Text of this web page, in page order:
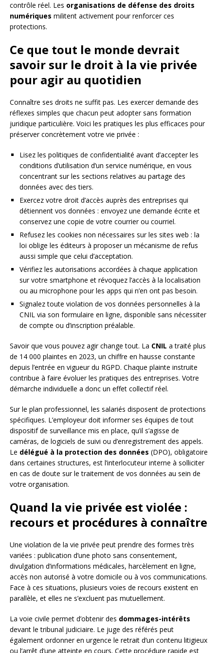
contrôle réel. Les organisations de défense des droits
numériques militent activement pour renforcer ces
protections.
Ce que tout le monde devrait
savoir sur le droit à la vie privée
pour agir au quotidien
Connaître ses droits ne suffit pas. Les exercer demande des
réflexes simples que chacun peut adopter sans formation
juridique particulière. Voici les pratiques les plus efficaces pour
préserver concrètement votre vie privée :
Lisez les politiques de confidentialité avant d’accepter les
conditions d’utilisation d’un service numérique, en vous
concentrant sur les sections relatives au partage des
données avec des tiers.
Exercez votre droit d’accès auprès des entreprises qui
détiennent vos données : envoyez une demande écrite et
conservez une copie de votre courrier ou courriel.
Refusez les cookies non nécessaires sur les sites web : la
loi oblige les éditeurs à proposer un mécanisme de refus
aussi simple que celui d’acceptation.
Vérifiez les autorisations accordées à chaque application
sur votre smartphone et révoquez l’accès à la localisation
ou au microphone pour les apps qui n’en ont pas besoin.
Signalez toute violation de vos données personnelles à la
CNIL via son formulaire en ligne, disponible sans nécessiter
de compte ou d’inscription préalable.
Savoir que vous pouvez agir change tout. La CNIL a traité plus
de 14 000 plaintes en 2023, un chiffre en hausse constante
depuis l’entrée en vigueur du RGPD. Chaque plainte instruite
contribue à faire évoluer les pratiques des entreprises. Votre
démarche individuelle a donc un effet collectif réel.
Sur le plan professionnel, les salariés disposent de protections
spécifiques. L’employeur doit informer ses équipes de tout
dispositif de surveillance mis en place, qu’il s’agisse de
caméras, de logiciels de suivi ou d’enregistrement des appels.
Le délégué à la protection des données (DPO), obligatoire
dans certaines structures, est l’interlocuteur interne à solliciter
en cas de doute sur le traitement de vos données au sein de
votre organisation.
Quand la vie privée est violée :
recours et procédures à connaître
Une violation de la vie privée peut prendre des formes très
variées : publication d’une photo sans consentement,
divulgation d’informations médicales, harcèlement en ligne,
accès non autorisé à votre domicile ou à vos communications.
Face à ces situations, plusieurs voies de recours existent en
parallèle, et elles ne s’excluent pas mutuellement.
La voie civile permet d’obtenir des dommages-intérêts
devant le tribunal judiciaire. Le juge des référés peut
également ordonner en urgence le retrait d’un contenu litigieux
ou l’arrêt d’une atteinte en cours. Cette procédure rapide est